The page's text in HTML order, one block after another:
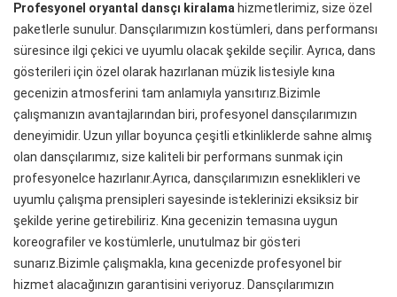
Profesyonel oryantal dansçı kiralama hizmetlerimiz, size özel
paketlerle sunulur. Dansçılarımızın kostümleri, dans performansı
süresince ilgi çekici ve uyumlu olacak şekilde seçilir. Ayrıca, dans
gösterileri için özel olarak hazırlanan müzik listesiyle kına
gecenizin atmosferini tam anlamıyla yansıtırız.Bizimle
çalışmanızın avantajlarından biri, profesyonel dansçılarımızın
deneyimidir. Uzun yıllar boyunca çeşitli etkinliklerde sahne almış
olan dansçılarımız, size kaliteli bir performans sunmak için
profesyonelce hazırlanır.Ayrıca, dansçılarımızın esneklikleri ve
uyumlu çalışma prensipleri sayesinde isteklerinizi eksiksiz bir
şekilde yerine getirebiliriz. Kına gecenizin temasına uygun
koreografiler ve kostümlerle, unutulmaz bir gösteri
sunarız.Bizimle çalışmakla, kına gecenizde profesyonel bir
hizmet alacağınızın garantisini veriyoruz. Dansçılarımızın